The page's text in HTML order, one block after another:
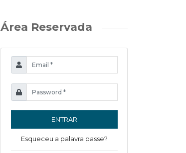
Área Reservada
ENTRAR
Esqueceu a palavra passe?